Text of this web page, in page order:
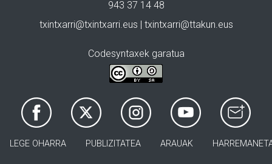
943 37 14 48
txintxarri@txintxarri.eus | txintxarri@ttakun.eus
Codesyntaxek garatua
LEGE OHARRA PUBLIZITATEA ARAUAK